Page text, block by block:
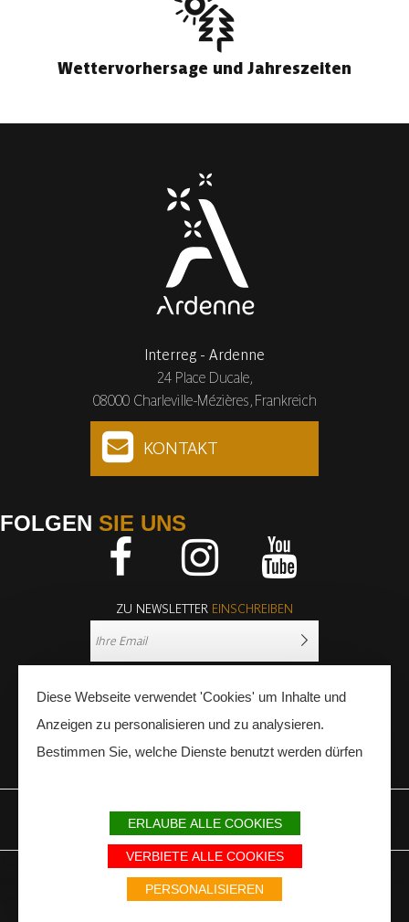
Wettervorhersage und Jahreszeiten
Interreg - Ardenne
24 Place Ducale,
08000 Charleville-Mézières, Frankreich
KONTAKT
FOLGEN SIE UNS
ZU NEWSLETTER EINSCHREIBEN
PRESSE FACHLEUTE
Avec le soutien du Fonds Européen de développement régional / Met
steun van het Europese Fonds voor Regionale Ontwikkeling / Europäischer
Fonds für Regionale Entwicklung
Diese Webseite verwendet 'Cookies' um Inhalte und
Anzeigen zu personalisieren und zu analysieren.
Bestimmen Sie, welche Dienste benutzt werden dürfen
ERLAUBE ALLE COOKIES
VERBIETE ALLE COOKIES
PERSONALISIEREN